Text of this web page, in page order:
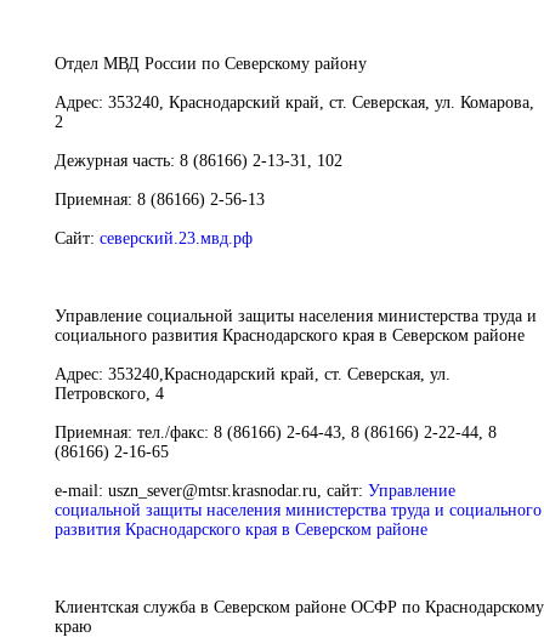
Отдел МВД России по Северскому району
Адрес: 353240, Краснодарский край, ст. Северская, ул. Комарова,
2
Дежурная часть: 8 (86166) 2-13-31, 102
Приемная: 8 (86166) 2-56-13
Сайт: северский.23.мвд.рф
Управление социальной защиты населения министерства труда и
социального развития Краснодарского края в Северском районе
Адрес: 353240,Краснодарский край, ст. Северская, ул.
Петровского, 4
Приемная: тел./факс: 8 (86166) 2-64-43, 8 (86166) 2-22-44, 8
(86166) 2-16-65
e-mail: uszn_sever@mtsr.krasnodar.ru, сайт: Управление
социальной защиты населения министерства труда и социального
развития Краснодарского края в Северском районе
Клиентская служба в Северском районе ОСФР по Краснодарскому
краю